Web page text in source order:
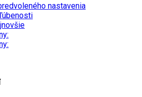
nastavenia